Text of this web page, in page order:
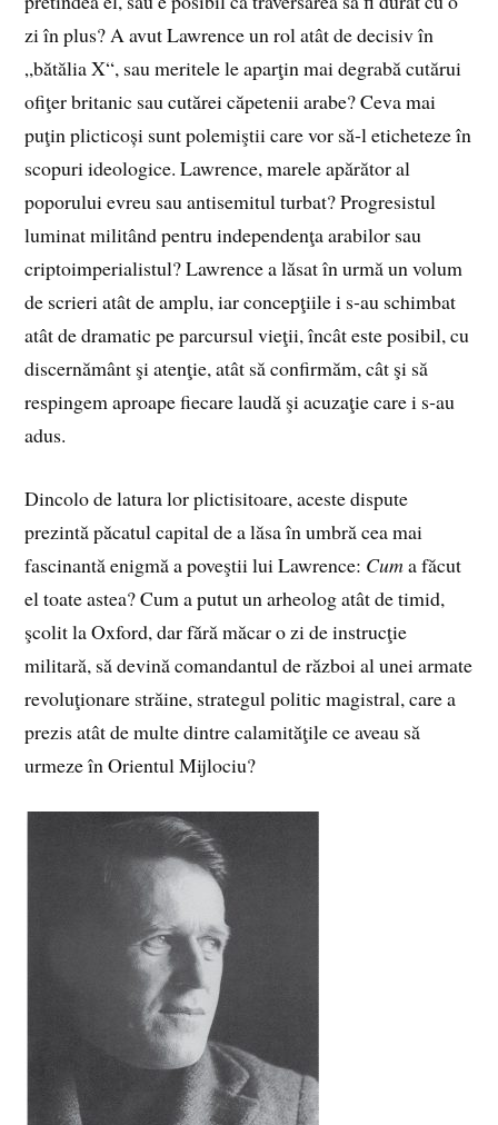
zi în plus? A avut Lawrence un rol atât de decisiv în
„bătălia X“, sau meritele le aparţin mai degrabă cutărui
ofiţer britanic sau cutărei căpetenii arabe? Ceva mai
puţin plicticoși sunt polemiş­tii care vor să‑l eticheteze în
scopuri ideologice. Lawrence, marele apărător al
poporului evreu sau antisemitul turbat? Progresistul
luminat militând pentru independenţa arabilor sau
criptoimperialistul? Lawrence a lăsat în urmă un volum
de scrieri atât de amplu, iar concepţiile i s‑au schimbat
atât de dramatic pe parcursul vieţii, încât este posibil, cu
discernământ şi atenţie, atât să confirmăm, cât şi să
respingem aproape fiecare laudă şi acuzaţie care i s‑au
adus.
Dincolo de latura lor plictisitoare, aceste dispute
prezintă păcatul capital de a lăsa în umbră cea mai
fascinantă enigmă a poveştii lui Lawrence: Cuma făcut
el toate astea? Cum a putut un arheolog atât de timid,
şcolit la Oxford, dar fără măcar o zi de instrucţie
militară, să devină comandantul de război al unei armate
revoluţionare străine, strategul politic magistral, care a
prezis atât de multe dintre calamităţile ce aveau să
urmeze în Orientul Mijlociu?